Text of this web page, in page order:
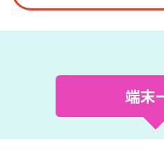
端末